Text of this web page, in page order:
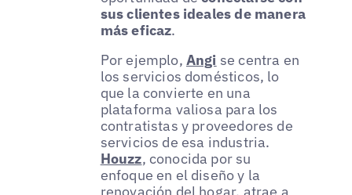
sus clientes ideales de manera
más eficaz.
Por ejemplo, Angi se centra en
los servicios domésticos, lo
que la convierte en una
plataforma valiosa para los
contratistas y proveedores de
servicios de esa industria.
Houzz, conocida por su
enfoque en el diseño y la
renovación del hogar, atrae a